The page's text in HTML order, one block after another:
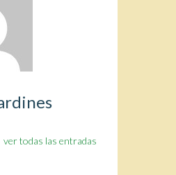
ver todas las entradas